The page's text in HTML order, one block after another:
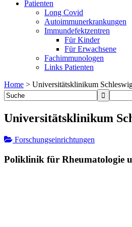
Patienten
Long Covid
Autoimmunerkrankungen
Immundefektzentren
Für Kinder
Für Erwachsene
Fachimmunologen
Links Patienten
Home > Universitätsklinikum
Universitätsklinikum
Forschungseinrichtungen
Poliklinik für Rheumatologie